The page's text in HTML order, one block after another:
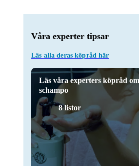
Våra experter tipsar
Läs alla deras köpråd här
Läs våra experters köpråd om
schampo
8 listor